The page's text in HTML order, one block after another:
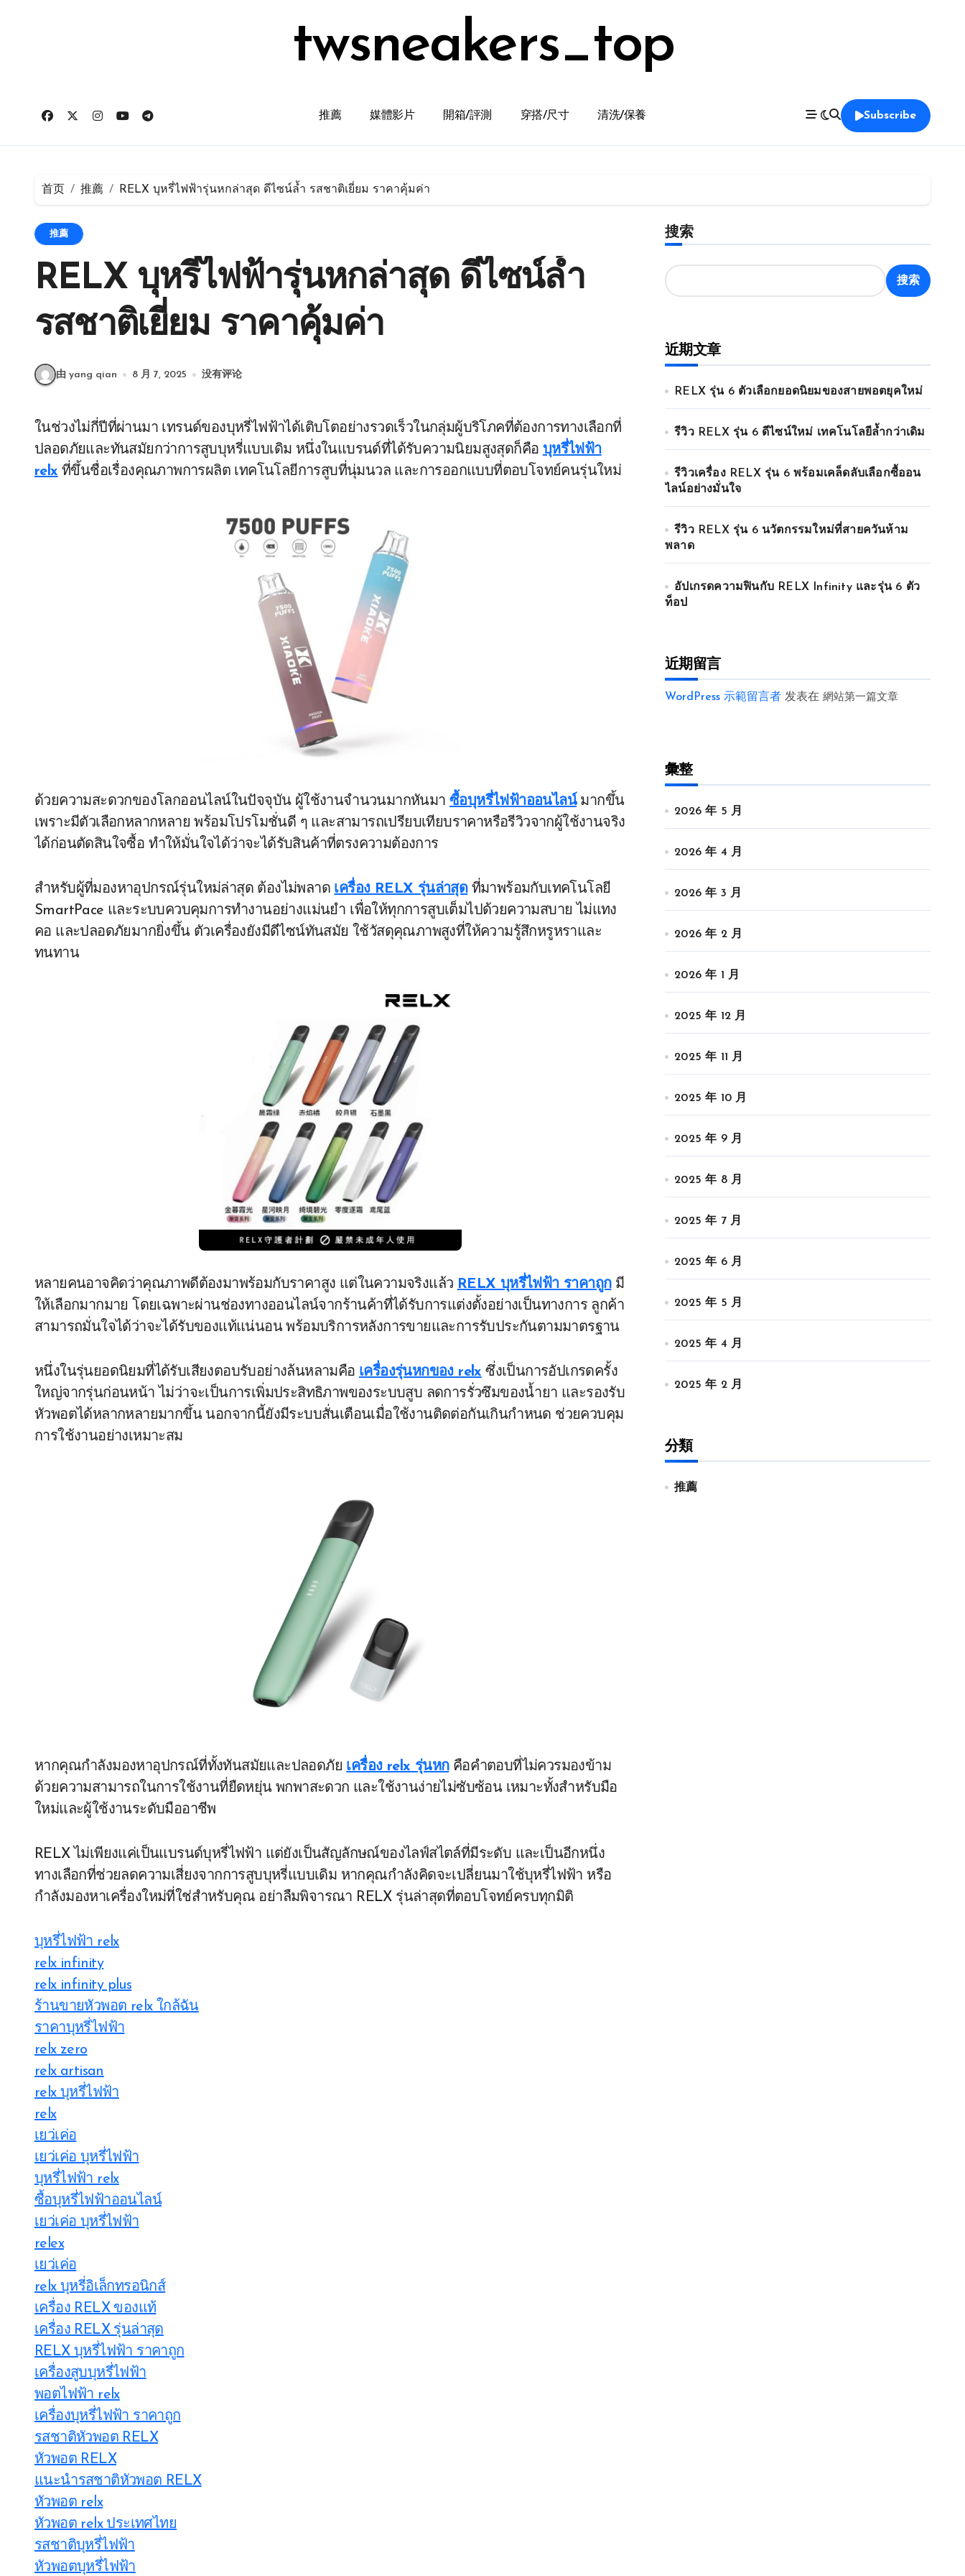
twsneakers_top
推薦 媒體影片 開箱/評測 穿搭/尺寸 清洗/保養 Subscribe
首页 推薦 RELX บุหรี่ไฟฟ้ารุ่นหกล่าสุด ดีไซน์ล้ำ รสชาติเยี่ยม ราคาคุ้มค่า
推薦
RELX บุหรี่ไฟฟ้ารุ่นหกล่าสุด ดีไซน์ล้ำ
รสชาติเยี่ยม ราคาคุ้มค่า
由 yang qian 8 月 7, 2025 没有评论
ในช่วงไม่กี่ปีที่ผ่านมา เทรนด์ของบุหรี่ไฟฟ้าได้เติบโตอย่างรวดเร็วในกลุ่มผู้บริโภคที่ต้องการทางเลือกที่
ปลอดภัยและทันสมัยกว่าการสูบบุหรี่แบบเดิม หนึ่งในแบรนด์ที่ได้รับความนิยมสูงสุดก็คือ บุหรี่ไฟฟ้า
relx ที่ขึ้นชื่อเรื่องคุณภาพการผลิต เทคโนโลยีการสูบที่นุ่มนวล และการออกแบบที่ตอบโจทย์คนรุ่นใหม่
ด้วยความสะดวกของโลกออนไลน์ในปัจจุบัน ผู้ใช้งานจำนวนมากหันมา ซื้อบุหรี่ไฟฟ้าออนไลน์มากขึ้น
เพราะมีตัวเลือกหลากหลาย พร้อมโปรโมชั่นดี ๆ และสามารถเปรียบเทียบราคาหรือรีวิวจากผู้ใช้งานจริง
ได้ก่อนตัดสินใจซื้อ ทำให้มั่นใจได้ว่าจะได้รับสินค้าที่ตรงความต้องการ
สำหรับผู้ที่มองหาอุปกรณ์รุ่นใหม่ล่าสุด ต้องไม่พลาด เครื่อง RELX รุ่นล่าสุดที่มาพร้อมกับเทคโนโลยี
SmartPace และระบบควบคุมการทำงานอย่างแม่นยำ เพื่อให้ทุกการสูบเต็มไปด้วยความสบาย ไม่แทง
คอ และปลอดภัยมากยิ่งขึ้น ตัวเครื่องยังมีดีไซน์ทันสมัย ใช้วัสดุคุณภาพสูงที่ให้ความรู้สึกหรูหราและ
ทนทาน
หลายคนอาจคิดว่าคุณภาพดีต้องมาพร้อมกับราคาสูง แต่ในความจริงแล้ว RELX บุหรี่ไฟฟ้า ราคาถูกมี
ให้เลือกมากมาย โดยเฉพาะผ่านช่องทางออนไลน์จากร้านค้าที่ได้รับการแต่งตั้งอย่างเป็นทางการ ลูกค้า
สามารถมั่นใจได้ว่าจะได้รับของแท้แน่นอน พร้อมบริการหลังการขายและการรับประกันตามมาตรฐาน
หนึ่งในรุ่นยอดนิยมที่ได้รับเสียงตอบรับอย่างล้นหลามคือ เครื่องรุ่นหกของ relx ซึ่งเป็นการอัปเกรดครั้ง
ใหญ่จากรุ่นก่อนหน้า ไม่ว่าจะเป็นการเพิ่มประสิทธิภาพของระบบสูบ ลดการรั่วซึมของน้ำยา และรองรับ
หัวพอตได้หลากหลายมากขึ้น นอกจากนี้ยังมีระบบสั่นเตือนเมื่อใช้งานติดต่อกันเกินกำหนด ช่วยควบคุม
การใช้งานอย่างเหมาะสม
หากคุณกำลังมองหาอุปกรณ์ที่ทั้งทันสมัยและปลอดภัย เครื่อง relx รุ่นหกคือคำตอบที่ไม่ควรมองข้าม
ด้วยความสามารถในการใช้งานที่ยืดหยุ่น พกพาสะดวก และใช้งานง่ายไม่ซับซ้อน เหมาะทั้งสำหรับมือ
ใหม่และผู้ใช้งานระดับมืออาชีพ
RELX ไม่เพียงแค่เป็นแบรนด์บุหรี่ไฟฟ้า แต่ยังเป็นสัญลักษณ์ของไลฟ์สไตล์ที่มีระดับ และเป็นอีกหนึ่ง
ทางเลือกที่ช่วยลดความเสี่ยงจากการสูบบุหรี่แบบเดิม หากคุณกำลังคิดจะเปลี่ยนมาใช้บุหรี่ไฟฟ้า หรือ
กำลังมองหาเครื่องใหม่ที่ใช่สำหรับคุณ อย่าลืมพิจารณา RELX รุ่นล่าสุดที่ตอบโจทย์ครบทุกมิติ
บุหรี่ไฟฟ้า relx
relx infinity
relx infinity plus
ร้านขายหัวพอต relx ใกล้ฉัน
ราคาบุหรี่ไฟฟ้า
relx zero
relx artisan
relx บุหรี่ไฟฟ้า
relx
เยว่เค่อ
เยว่เค่อ บุหรี่ไฟฟ้า
บุหรี่ไฟฟ้า relx
ซื้อบุหรี่ไฟฟ้าออนไลน์
เยว่เค่อ บุหรี่ไฟฟ้า
relex
เยว่เค่อ
relx บุหรี่อิเล็กทรอนิกส์
เครื่อง RELX ของแท้
เครื่อง RELX รุ่นล่าสุด
RELX บุหรี่ไฟฟ้า ราคาถูก
เครื่องสูบบุหรี่ไฟฟ้า
พอตไฟฟ้า relx
เครื่องบุหรี่ไฟฟ้า ราคาถูก
รสชาติหัวพอต RELX
หัวพอต RELX
แนะนำรสชาติหัวพอต RELX
หัวพอต relx
หัวพอต relx ประเทศไทย
รสชาติบุหรี่ไฟฟ้า
หัวพอตบุหรี่ไฟฟ้า
搜索
搜索
近期文章
RELX รุ่น 6 ตัวเลือกยอดนิยมของสายพอตยุคใหม่
รีวิว RELX รุ่น 6 ดีไซน์ใหม่ เทคโนโลยีล้ำกว่าเดิม
รีวิวเครื่อง RELX รุ่น 6 พร้อมเคล็ดลับเลือกซื้ออน
ไลน์อย่างมั่นใจ
รีวิว RELX รุ่น 6 นวัตกรรมใหม่ที่สายควันห้าม
พลาด
อัปเกรดความฟินกับ RELX Infinity และรุ่น 6 ตัว
ท็อป
近期留言
WordPress 示範留言者 发表在 網站第一篇文章
彙整
2026 年 5 月
2026 年 4 月
2026 年 3 月
2026 年 2 月
2026 年 1 月
2025 年 12 月
2025 年 11 月
2025 年 10 月
2025 年 9 月
2025 年 8 月
2025 年 7 月
2025 年 6 月
2025 年 5 月
2025 年 4 月
2025 年 2 月
分類
推薦